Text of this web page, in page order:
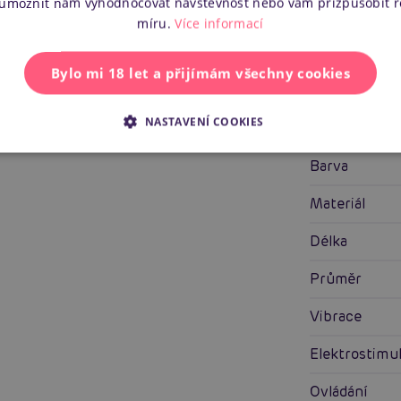
Zobrazit všechny recenze
Barva
Materiál
Délka
Průměr
Vibrace
Ovládání
míru. Více informací
Bylo mi 18 let a přijímám všechny cookies
NASTAVENÍ COOKIES